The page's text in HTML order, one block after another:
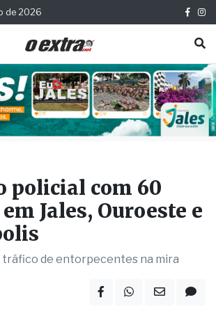
de 2026
policial com 60
Jales, Ouroeste e
tráfico de entorpecentes na mira